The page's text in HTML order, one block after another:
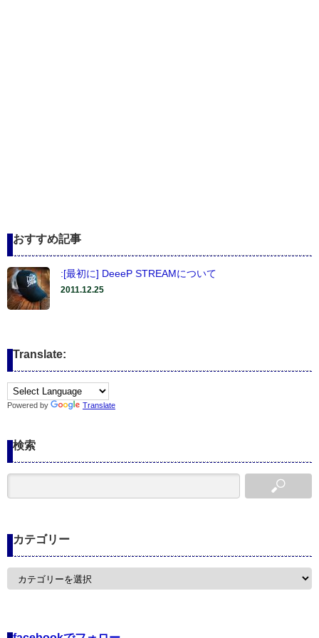
おすすめ記事
:[最初に] DeeeP STREAMについて
2011.12.25
Translate:
Powered by Translate
検索
カテゴリー
カ